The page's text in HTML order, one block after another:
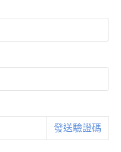
發送驗證碼